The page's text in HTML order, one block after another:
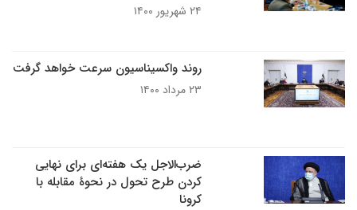
۲۴ شهریور ۱۴۰۰
روند واکسیناسیون سرعت خواهد گرفت
۲۳ مرداد ۱۴۰۰
ضرب‌الاجل یک هفته‌ای برای نهایی
کردن طرح تحول در نحوۀ مقابله با
کرونا